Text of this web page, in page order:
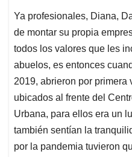
Ya profesionales, Diana,
de montar su propia
todos los valores que les
abuelos, es entonces
2019, abrieron por primera
ubicados al frente del
Urbana, para ellos era un
también sentían la
por la pandemia tuvieron